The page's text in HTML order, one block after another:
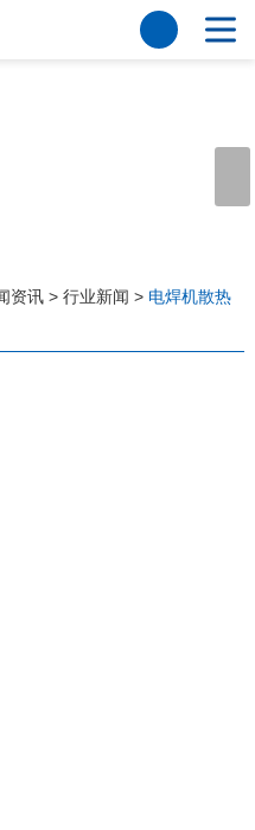
资讯> 行业新闻 > 电焊机散热